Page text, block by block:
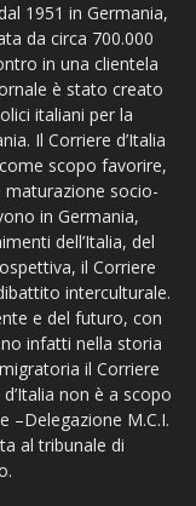
1951 in Germania,
da circa 700.000
in una clientela
è stato creato
italiani per la
Il Corriere d’Italia
scopo favorire,
maturazione socio-
in Germania,
dell’Italia, del
il Corriere
interculturale.
e del futuro, con
infatti nella storia
il Corriere
non è a scopo
–Delegazione M.C.I.
al tribunale di